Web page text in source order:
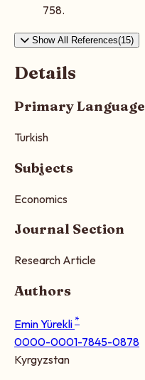
758.
Show All References(15)
Details
Primary Language
Turkish
Subjects
Economics
Journal Section
Research Article
Authors
Emin Yürekli *
0000-0001-7845-0878
Kyrgyzstan